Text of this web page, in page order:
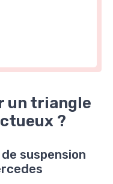
un triangle
?
suspension